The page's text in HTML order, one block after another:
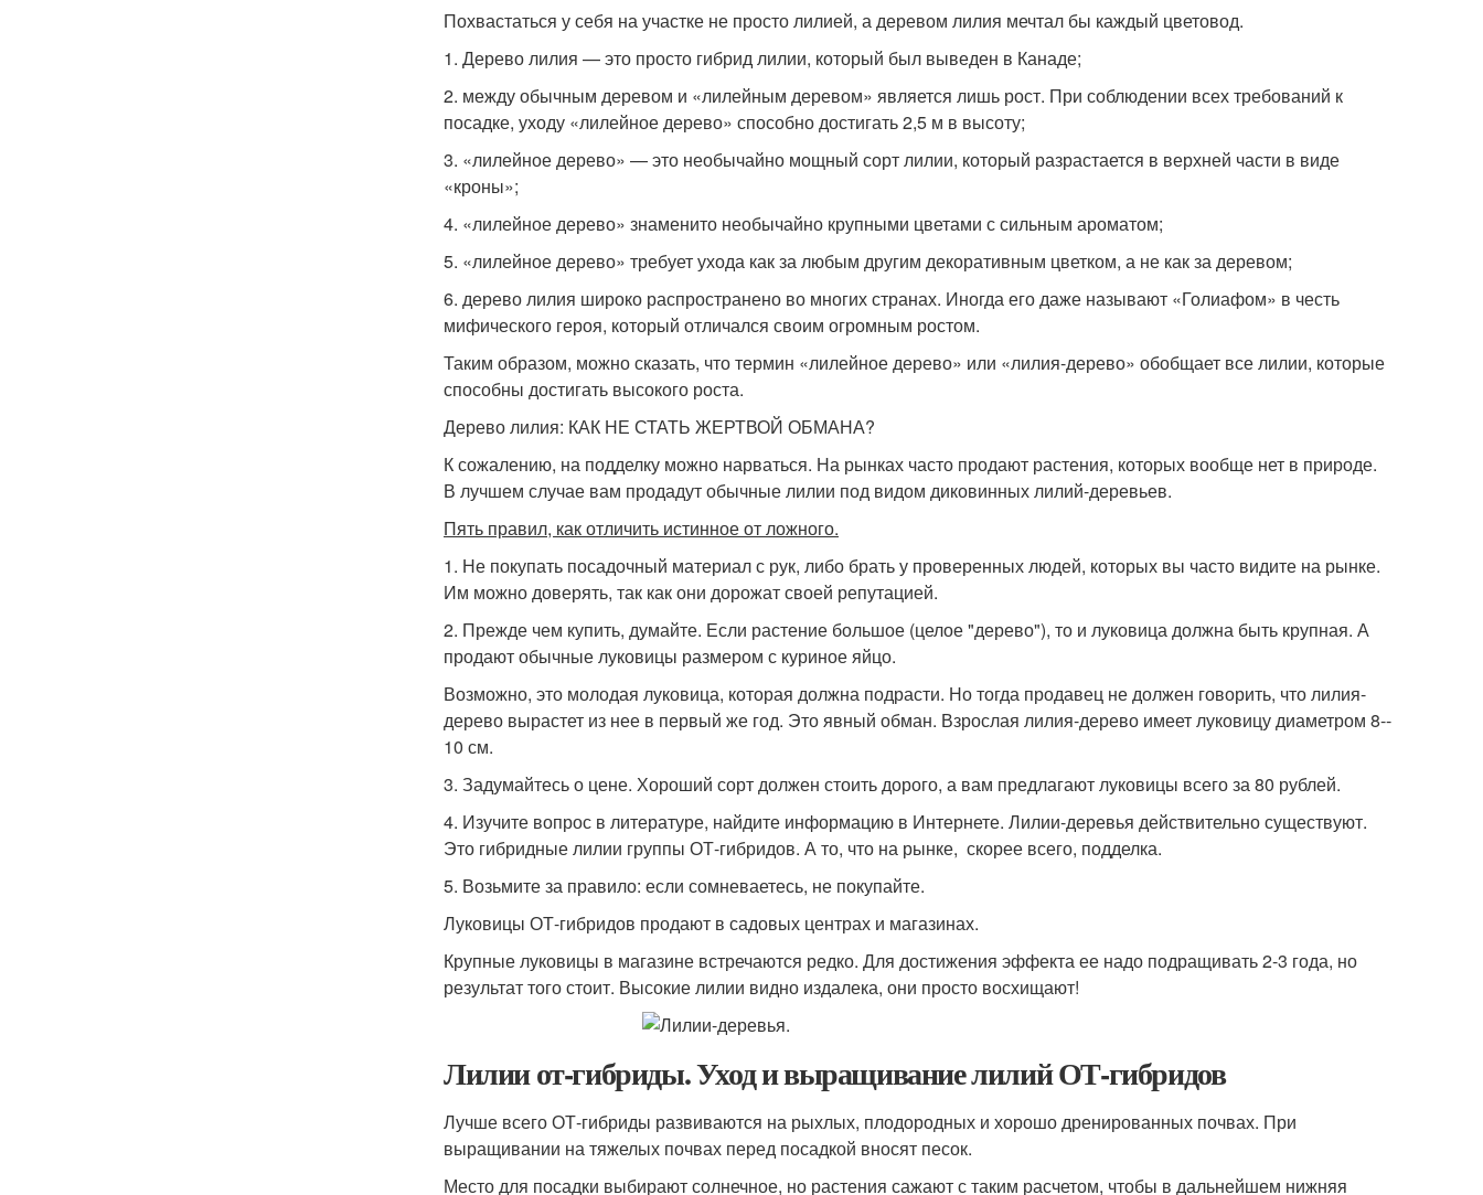
Похвастаться у себя на участке не просто лилией, а деревом лилия мечтал бы каждый цветовод.
1. Дерево лилия — это просто гибрид лилии, который был выведен в Канаде;
2. между обычным деревом и «лилейным деревом» является лишь рост. При соблюдении всех требований к
посадке, уходу «лилейное дерево» способно достигать 2,5 м в высоту;
3. «лилейное дерево» — это необычайно мощный сорт лилии, который разрастается в верхней части в виде
«кроны»;
4. «лилейное дерево» знаменито необычайно крупными цветами с сильным ароматом;
5. «лилейное дерево» требует ухода как за любым другим декоративным цветком, а не как за деревом;
6. дерево лилия широко распространено во многих странах. Иногда его даже называют «Голиафом» в честь
мифического героя, который отличался своим огромным ростом.
Таким образом, можно сказать, что термин «лилейное дерево» или «лилия-дерево» обобщает все лилии, которые
способны достигать высокого роста.
Дерево лилия: КАК НЕ СТАТЬ ЖЕРТВОЙ ОБМАНА?
К сожалению, на подделку можно нарваться. На рынках часто продают растения, которых вообще нет в природе.
В лучшем случае вам продадут обычные лилии под видом дико­винных лилий-­деревьев.
Пять правил, как отличить истинное от ложного.
1. Не покупать посадочный материал с рук, либо брать у проверенных людей, которых вы часто видите на рынке.
Им можно доверять, так как они дорожат своей репутацией.
2. Прежде чем купить, думайте. Если растение большое (целое "дерево"), то и луковица должна быть крупная. А
продают обычные луковицы размером с куриное яйцо.
Возможно, это молодая луковица, которая должна подрасти. Но тогда продавец не должен говорить, что лилия­-
дерево вырастет из нее в первый же год. Это явный обман. Взрослая лилия-­дерево имеет луковицу диаметром 8-­
10 см.
3. Задумайтесь о цене. Хороший сорт должен стоить дорого, а вам предлагают луковицы всего за 80 рублей.
4. Изучите вопрос в литературе, найдите информацию в Интернете. Лилии-­деревья действительно существуют.
Это гибридные лилии группы ОТ-­гибридов. А то, что на рынке, ­ скорее всего, подделка.
5. Возьмите за правило: если сомневаетесь, не покупайте.
Луковицы ОТ-­гибридов продают в садовых центрах и магазинах.
Крупные луковицы в магазине встречаются редко. Для достижения эффекта ее надо подращивать 2-­3 года, но
результат того стоит. Высокие лилии видно издалека, они просто восхищают!
Лилии от-гибриды. Уход и выращивание лилий ОТ-гибридов
Лучше всего ОТ-гибриды развиваются на рыхлых, плодородных и хорошо дренированных почвах. При
выращивании на тяжелых почвах перед посадкой вносят песок.
Место для посадки выбирают солнечное, но растения сажают с таким расчетом, чтобы в дальнейшем нижняя